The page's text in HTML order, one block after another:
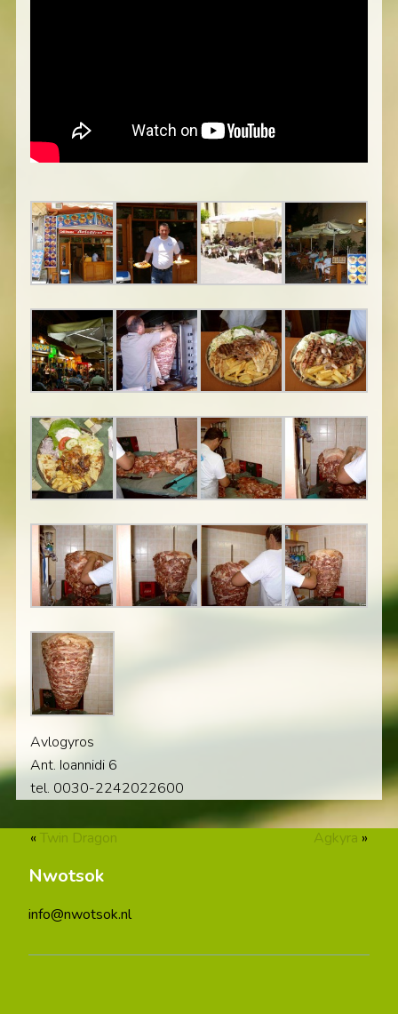
Avlogyros
Ant. Ioannidi 6
tel. 0030-2242022600
« Twin Dragon Agkyra »
Nwotsok
info@nwotsok.nl